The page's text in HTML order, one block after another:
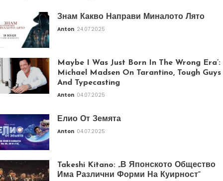
Знам Какво Направи Миналото Лято
Anton 24.07.2025
Maybe I Was Just Born In The Wrong Era’:
Michael Madsen On Tarantino, Tough Guys
And Typecasting
Anton 04.07.2025
Елио От Земята
Anton 04.07.2025
Takeshi Kitano: „В Японското Общество
Има Различни Форми На Куирност“